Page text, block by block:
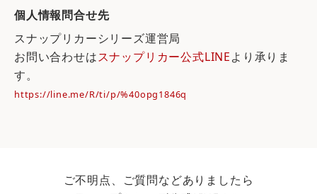
個人情報問合せ先
スナップリカーシリーズ運営局
お問い合わせはスナップリカー公式LINEより承りま
す。
https://line.me/R/ti/p/%40opg1846q
ご不明点、ご質問などありましたら